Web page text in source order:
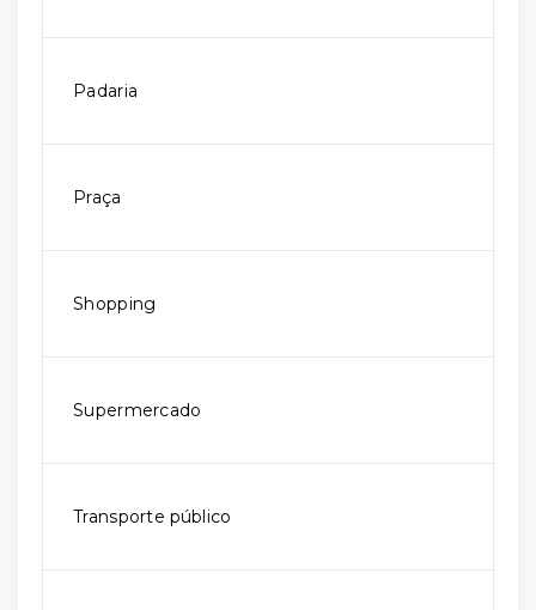
Padaria
Praça
Shopping
Supermercado
Transporte público